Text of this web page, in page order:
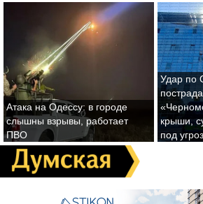
Атака на Одессу: в городе
слышны взрывы, работает
ПВО
Удар по
крыши,
под